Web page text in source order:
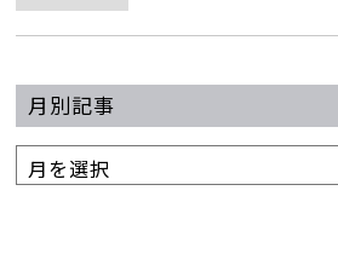
月別記事